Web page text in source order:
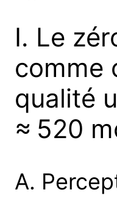
I. Le
comme
qualité
≈ 520
A.